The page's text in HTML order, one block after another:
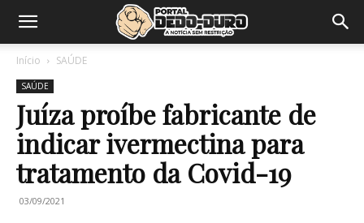
Início SAÚDE
SAÚDE
Juíza proíbe fabricante de
indicar ivermectina para
tratamento da Covid-19
03/09/2021